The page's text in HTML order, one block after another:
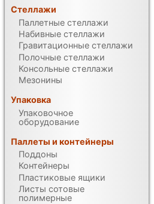
Стеллажи
Паллетные стеллажи
Набивные стеллажи
Гравитационные стеллажи
Полочные стеллажи
Консольные стеллажи
Мезонины
Упаковка
Упаковочное
оборудование
Паллеты и контейнеры
Поддоны
Контейнеры
Пластиковые ящики
Листы сотовые
полимерные